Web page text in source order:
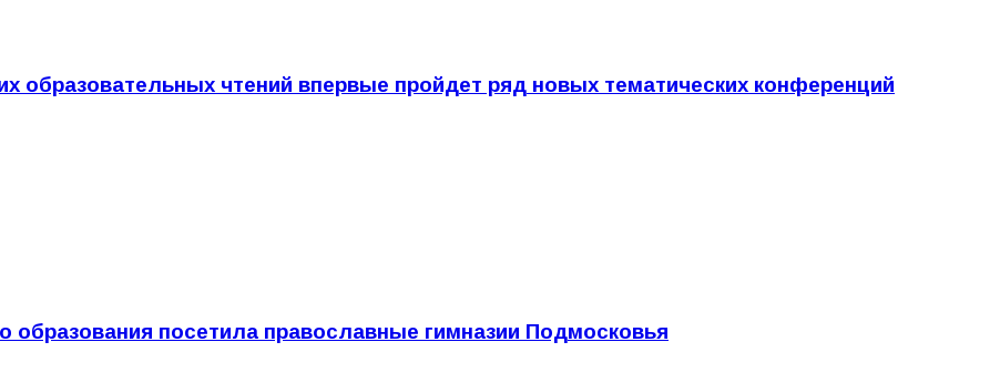
образовательных чтений впервые пройдет ряд новых тематических конференций
образования посетила православные гимназии Подмосковья